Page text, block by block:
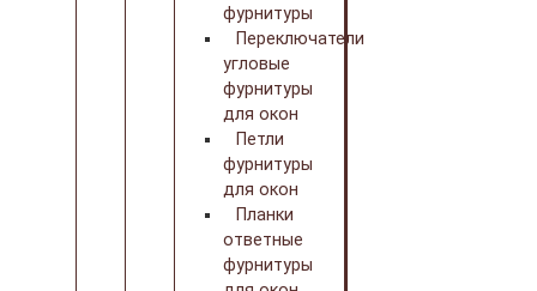
фурнитуры
Переключатели
угловые
фурнитуры
для окон
Петли
фурнитуры
для окон
Планки
ответные
фурнитуры